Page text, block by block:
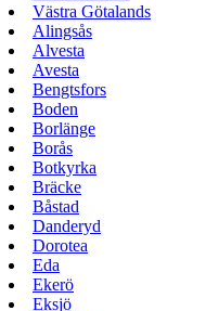
Västra Götalands
Alingsås
Alvesta
Avesta
Bengtsfors
Boden
Borlänge
Borås
Botkyrka
Bräcke
Båstad
Danderyd
Dorotea
Eda
Ekerö
Eksjö